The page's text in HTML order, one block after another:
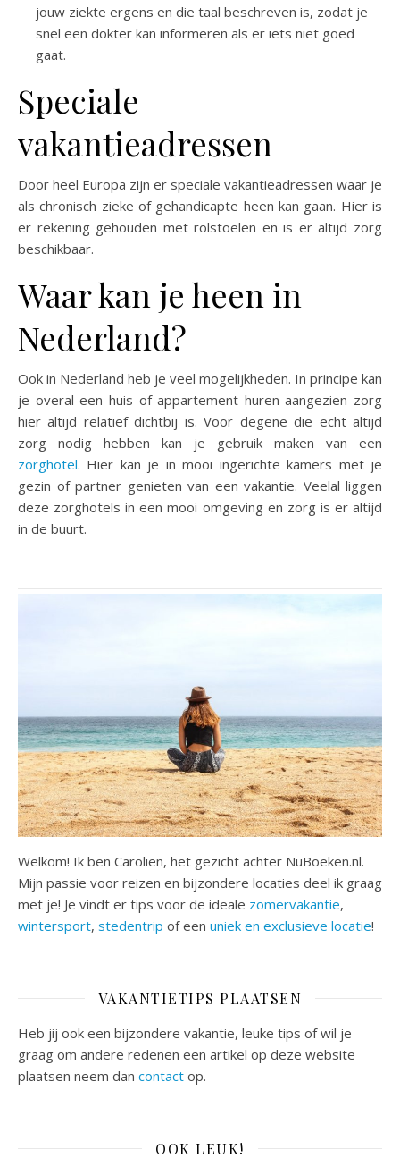
jouw ziekte ergens en die taal beschreven is, zodat je
snel een dokter kan informeren als er iets niet goed
gaat.
Speciale
vakantieadressen
Door heel Europa zijn er speciale vakantieadressen waar je
als chronisch zieke of gehandicapte heen kan gaan. Hier is
er rekening gehouden met rolstoelen en is er altijd zorg
beschikbaar.
Waar kan je heen in
Nederland?
Ook in Nederland heb je veel mogelijkheden. In principe kan
je overal een huis of appartement huren aangezien zorg
hier altijd relatief dichtbij is. Voor degene die echt altijd
zorg nodig hebben kan je gebruik maken van een
zorghotel. Hier kan je in mooi ingerichte kamers met je
gezin of partner genieten van een vakantie. Veelal liggen
deze zorghotels in een mooi omgeving en zorg is er altijd
in de buurt.
Welkom! Ik ben Carolien, het gezicht achter NuBoeken.nl.
Mijn passie voor reizen en bijzondere locaties deel ik graag
met je! Je vindt er tips voor de ideale zomervakantie,
wintersport, stedentrip of een uniek en exclusieve locatie!
VAKANTIETIPS PLAATSEN
Heb jij ook een bijzondere vakantie, leuke tips of wil je
graag om andere redenen een artikel op deze website
plaatsen neem dan contact op.
OOK LEUK!